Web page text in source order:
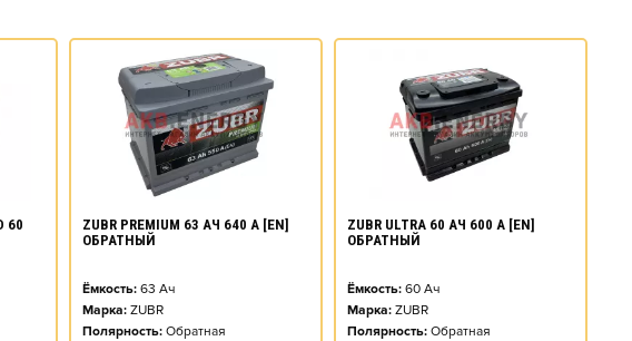
60
ZUBR PREMIUM 63 АЧ 640 А [EN]
ОБРАТНЫЙ
Ёмкость: 63 Ач
Марка: ZUBR
Полярность: Обратная
ZUBR ULTRA 60 АЧ 600 А [EN]
ОБРАТНЫЙ
Ёмкость: 60Ач
Марка: ZUBR
Полярность: Обратная